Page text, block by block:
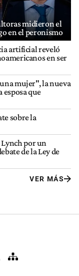
midieron el
en el peronismo
artificial reveló
en ser
mujer", la nueva
esposa que
sobre la
por un
de la Ley de
VER MÁS